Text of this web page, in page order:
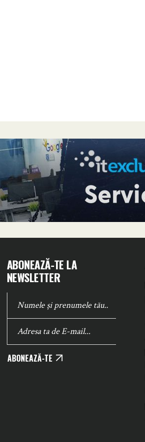
ABONEAZĂ-TE LA
NEWSLETTER
ABONEAZĂ-TE